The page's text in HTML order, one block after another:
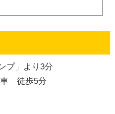
プ」より3分
車 徒歩5分